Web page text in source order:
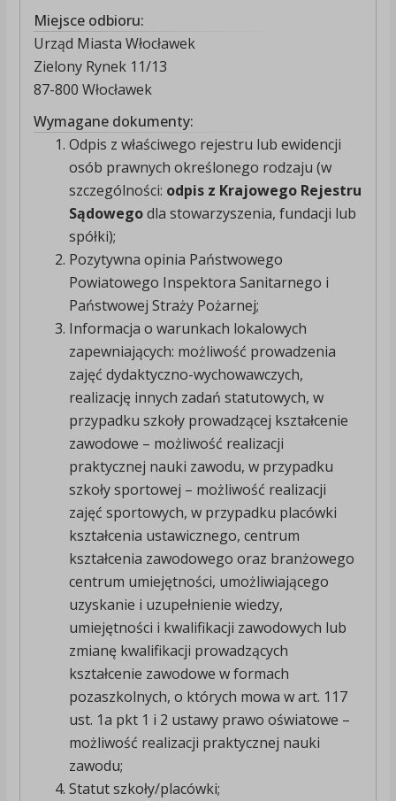
Miejsce odbioru:
Urząd Miasta Włocławek
Zielony Rynek 11/13
87-800 Włocławek
Wymagane dokumenty:
Odpis z właściwego rejestru lub ewidencji
osób prawnych określonego rodzaju (w
szczególności: odpis z Krajowego Rejestru
Sądowegodla stowarzyszenia, fundacji lub
spółki);
Pozytywna opinia Państwowego
Powiatowego Inspektora Sanitarnego i
Państwowej Straży Pożarnej;
Informacja o warunkach lokalowych
zapewniających: możliwość prowadzenia
zajęć dydaktyczno-wychowawczych,
realizację innych zadań statutowych, w
przypadku szkoły prowadzącej kształcenie
zawodowe – możliwość realizacji
praktycznej nauki zawodu, w przypadku
szkoły sportowej – możliwość realizacji
zajęć sportowych, w przypadku placówki
kształcenia ustawicznego, centrum
kształcenia zawodowego oraz branżowego
centrum umiejętności, umożliwiającego
uzyskanie i uzupełnienie wiedzy,
umiejętności i kwalifikacji zawodowych lub
zmianę kwalifikacji prowadzących
kształcenie zawodowe w formach
pozaszkolnych, o których mowa w art. 117
ust. 1a pkt 1 i 2 ustawy prawo oświatowe –
możliwość realizacji praktycznej nauki
zawodu;
Statut szkoły/placówki;